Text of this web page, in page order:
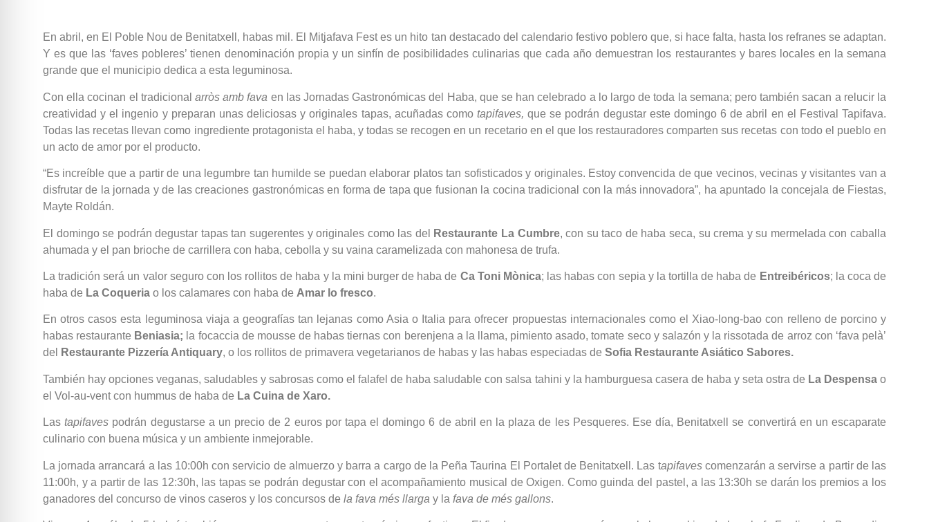
En abril, en El Poble Nou de Benitatxell, habas mil. El Mitjafava Fest es un hito tan destacado del calendario festivo poblero que, si hace falta, hasta los refranes se adaptan.
Y es que las ‘faves pobleres’ tienen denominación propia y un sinfín de posibilidades culinarias que cada año demuestran los restaurantes y bares locales en la semana
grande que el municipio dedica a esta leguminosa.
Con ella cocinan el tradicional arròs amb fava en las Jornadas Gastronómicas del Haba, que se han celebrado a lo largo de toda la semana; pero también sacan a relucir la
creatividad y el ingenio y preparan unas deliciosas y originales tapas, acuñadas como tapifaves, que se podrán degustar este domingo 6 de abril en el Festival Tapifava.
Todas las recetas llevan como ingrediente protagonista el haba, y todas se recogen en un recetario en el que los restauradores comparten sus recetas con todo el pueblo en
un acto de amor por el producto.
“Es increíble que a partir de una legumbre tan humilde se puedan elaborar platos tan sofisticados y originales. Estoy convencida de que vecinos, vecinas y visitantes van a
disfrutar de la jornada y de las creaciones gastronómicas en forma de tapa que fusionan la cocina tradicional con la más innovadora”, ha apuntado la concejala de Fiestas,
Mayte Roldán.
El domingo se podrán degustar tapas tan sugerentes y originales como las del Restaurante La Cumbre, con su taco de haba seca, su crema y su mermelada con caballa
ahumada y el pan brioche de carrillera con haba, cebolla y su vaina caramelizada con mahonesa de trufa.
La tradición será un valor seguro con los rollitos de haba y la mini burger de haba de Ca Toni Mònica; las habas con sepia y la tortilla de haba de Entreibéricos; la coca de
haba de La Coqueria o los calamares con haba de Amar lo fresco.
En otros casos esta leguminosa viaja a geografías tan lejanas como Asia o Italia para ofrecer propuestas internacionales como el Xiao-long-bao con relleno de porcino y
habas restaurante Beniasia; la focaccia de mousse de habas tiernas con berenjena a la llama, pimiento asado, tomate seco y salazón y la rissotada de arroz con ‘fava pelà’
del
Restaurante Pizzería Antiquary, o los rollitos de primavera vegetarianos de habas y las habas especiadas de Sofia Restaurante Asiático Sabores.
También hay opciones veganas, saludables y sabrosas como el falafel de haba saludable con salsa tahini y la hamburguesa casera de haba y seta ostra de La Despensao
el Vol-au-vent con hummus de haba de La Cuina de Xaro.
Lastapifaves podrán degustarse a un precio de 2 euros por tapa el domingo 6 de abril en la plaza de les Pesqueres. Ese día, Benitatxell se convertirá en un escaparate
culinario con buena música y un ambiente inmejorable.
La jornada arrancará a las 10:00h con servicio de almuerzo y barra a cargo de la Peña Taurina El Portalet de Benitatxell. Las tapifavescomenzarán a servirse a partir de las
11:00h, y a partir de las 12:30h, las tapas se podrán degustar con el acompañamiento musical de Oxigen. Como guinda del pastel, a las 13:30h se darán los premios a los
ganadores del concurso de vinos caseros y los concursos de la fava més llarga y la fava de més gallons.